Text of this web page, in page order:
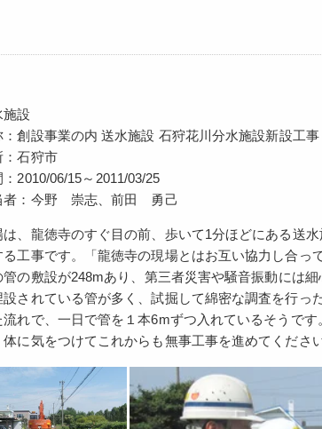
施設
：創設事業の内 送水施設 石狩花川分水施設新設工事
：石狩市
2010/06/15～2011/03/25
者：今野 崇志、前田 勇己
は、龍徳寺のすぐ目の前、歩いて1分ほどにある送
る工事です。「龍徳寺の現場とはお互い協力し合
管の敷設が248mあり、第三者災害や騒音振動には
設されている管が多く、試掘して綿密な調査を行
流れで、一日で管を１本6mずつ入れているそうで
体に気をつけてこれからも無事工事を進めてくださ